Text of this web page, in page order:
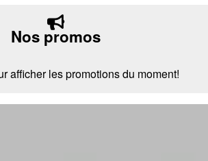
Nos promos
afficher les promotions du moment!